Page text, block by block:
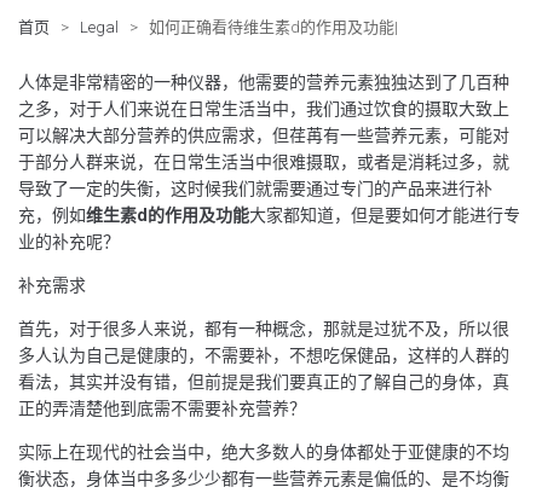
首页 > Legal > 如何正确看待维生素d的作用及功能|
人体是非常精密的一种仪器，他需要的营养元素独独达到了几百种
之多，对于人们来说在日常生活当中，我们通过饮食的摄取大致上
可以解决大部分营养的供应需求，但荏苒有一些营养元素，可能对
于部分人群来说，在日常生活当中很难摄取，或者是消耗过多，就
导致了一定的失衡，这时候我们就需要通过专门的产品来进行补
充，例如维生素d 的作用及功能大家都知道，但是要如何才能进行专
业的补充呢？
补充需求
首先，对于很多人来说，都有一种概念，那就是过犹不及，所以很
多人认为自己是健康的，不需要补，不想吃保健品，这样的人群的
看法，其实并没有错，但前提是我们要真正的了解自己的身体，真
正的弄清楚他到底需不需要补充营养？
实际上在现代的社会当中，绝大多数人的身体都处于亚健康的不均
衡状态，身体当中多多少少都有一些营养元素是偏低的、是不均衡